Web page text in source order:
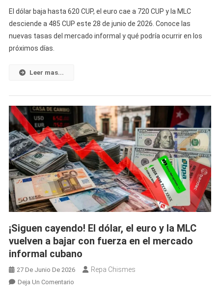
Histórica!
El
Dólar,
Vuelven
Bajar
Y
Sorprenden
A
Los
Cubanos
En
El
Informal
El dólar baja hasta 620 CUP, el euro cae a 720 CUP y la MLC
desciende a 485 CUP este 28 de junio de 2026. Conoce las
nuevas tasas del mercado informal y qué podría ocurrir en los
próximos días.
Leer mas...
¡Siguen cayendo! El dólar, el euro y la MLC
vuelven a bajar con fuerza en el mercado
informal cubano
27 De Junio De 2026 Repa Chismes
Deja Un ComentarioEn